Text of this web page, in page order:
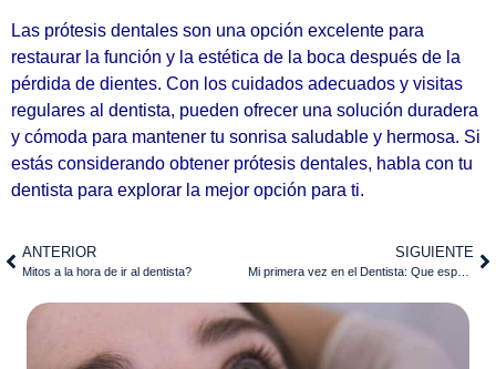
Las prótesis dentales son una opción excelente para
restaurar la función y la estética de la boca después de la
pérdida de dientes. Con los cuidados adecuados y visitas
regulares al dentista, pueden ofrecer una solución duradera
y cómoda para mantener tu sonrisa saludable y hermosa. Si
estás considerando obtener prótesis dentales, habla con tu
dentista para explorar la mejor opción para ti.
ANTERIOR
Mitos a la hora de ir al dentista?
SIGUIENTE